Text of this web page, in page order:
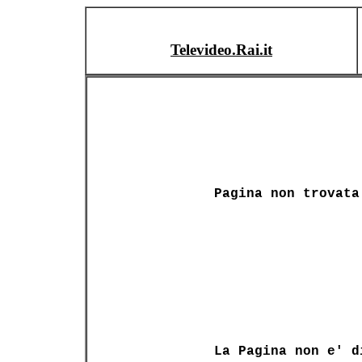
Televideo.Rai.it
Pagina non trovata
La Pagina non e'